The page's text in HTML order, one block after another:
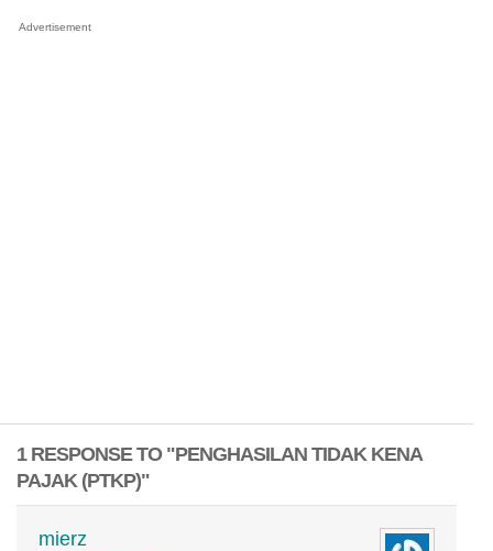
Advertisement
1 RESPONSE TO "PENGHASILAN TIDAK KENA
PAJAK (PTKP)"
mierz